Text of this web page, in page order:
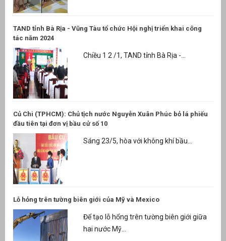
TAND tỉnh Bà Rịa - Vũng Tàu tổ chức Hội nghị triển khai công
tác năm 2024
Chiều 1 2 /1, TAND tỉnh Bà Rịa -...
Củ Chi (TPHCM): Chủ tịch nước Nguyễn Xuân Phúc bỏ lá phiếu
đầu tiên tại đơn vị bầu cử số 10
Sáng 23/5, hòa với không khí bầu...
Lỗ hỏng trên tường biên giới của Mỹ và Mexico
Để tạo lỗ hổng trên tường biên giới giữa
hai nước Mỹ...